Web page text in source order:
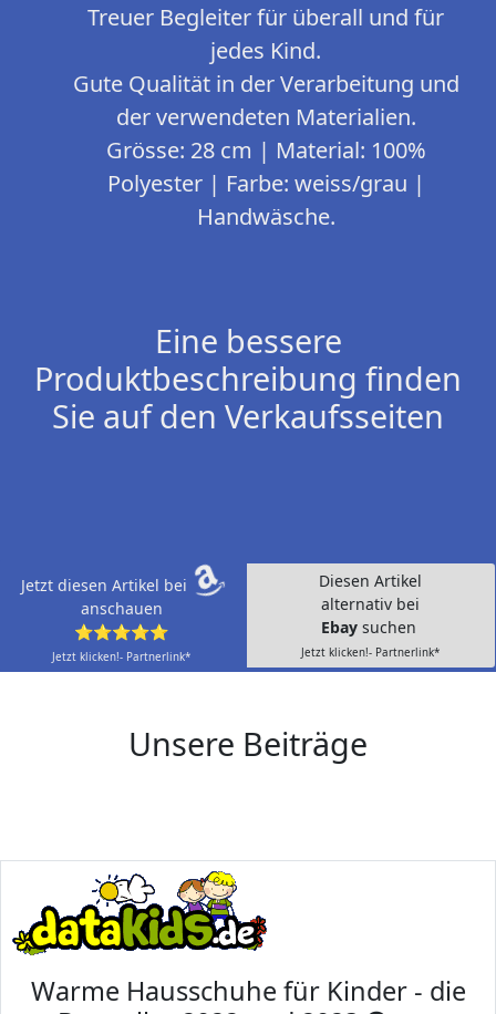
Treuer Begleiter für überall und für
jedes Kind.
Gute Qualität in der Verarbeitung und
der verwendeten Materialien.
Grösse: 28 cm | Material: 100%
Polyester | Farbe: weiss/grau |
Handwäsche.
Eine bessere
Produktbeschreibung finden
Sie auf den Verkaufsseiten
Jetzt diesen Artikel bei
anschauen
⭐⭐⭐⭐⭐
Jetzt klicken!- Partnerlink*
Diesen Artikel
alternativ bei
Ebay suchen
Jetzt klicken!- Partnerlink*
Unsere Beiträge
Warme Hausschuhe für Kinder - die